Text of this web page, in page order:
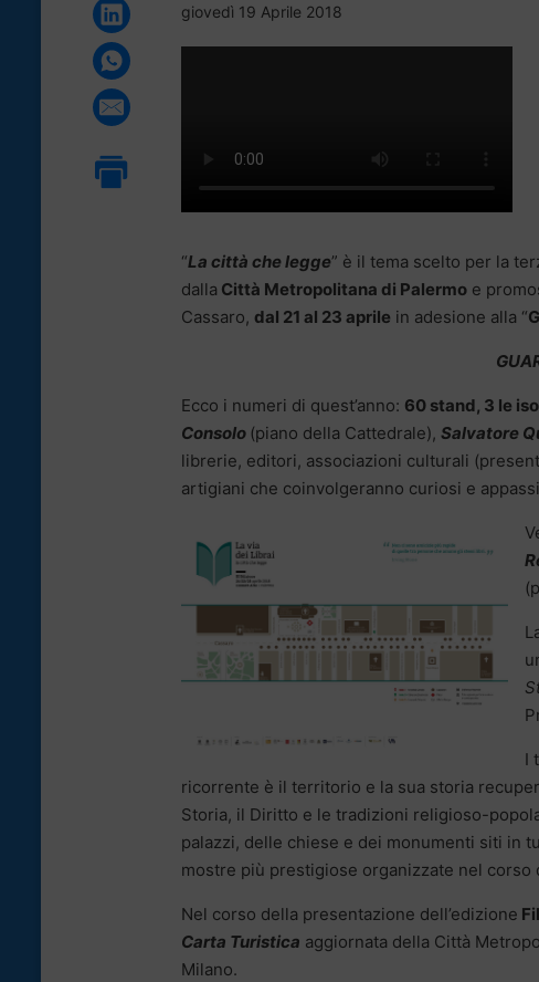
giovedì 19 Aprile 2018
“La città che legge” è il tema scelto per la
dalla Città Metropolitana di Palermo e
Cassaro, dal 21 al 23 aprile in adesione alla “
Ecco i numeri di quest’anno: 60 stand, 3 le
Consolo (piano della Cattedrale), Salvatore
librerie, editori, associazioni culturali
artigiani che coinvolgeranno curiosi e
I
ricorrente è il territorio e la sua storia
Storia, il Diritto e le tradizioni religioso-
palazzi, delle chiese e dei monumenti siti in
mostre più prestigiose organizzate nel corso
Nel corso della presentazione dell’edizione
Carta Turistica aggiornata della Città
Milano.